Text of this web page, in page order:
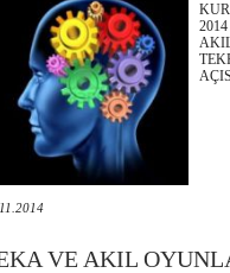
VE AKIL